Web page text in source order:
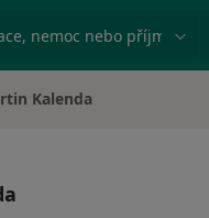
nemoc nebo příjmení
Kalenda